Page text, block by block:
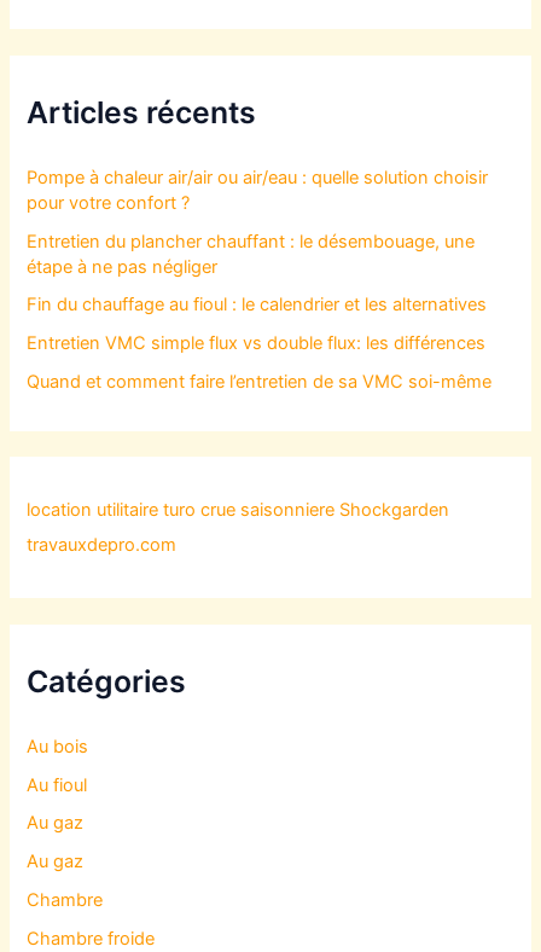
Articles récents
Pompe à chaleur air/air ou air/eau : quelle solution choisir
pour votre confort ?
Entretien du plancher chauffant : le désembouage, une
étape à ne pas négliger
Fin du chauffage au fioul : le calendrier et les alternatives
Entretien VMC simple flux vs double flux: les différences
Quand et comment faire l’entretien de sa VMC soi-même
location utilitaire turo crue saisonniere Shockgarden
travauxdepro.com
Catégories
Au bois
Au fioul
Au gaz
Au gaz
Chambre
Chambre froide